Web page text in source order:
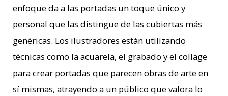
enfoque da a las portadas un toque único y
personal que las distingue de las cubiertas más
genéricas. Los ilustradores están utilizando
técnicas como la acuarela, el grabado y el collage
para crear portadas que parecen obras de arte en
sí mismas, atrayendo a un público que valora lo